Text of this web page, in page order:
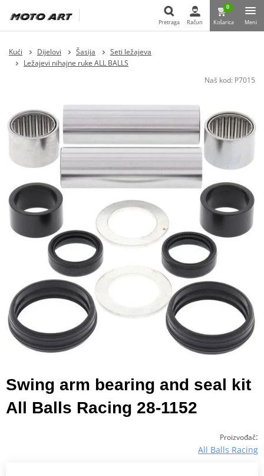
Pretraga Račun
0
Košarica Meni
Kući Dijelovi Šasija
Seti ležajeva
Ležajevi nihajne ruke ALL BALLS
Naš kod: P7015
Swing arm bearing and seal kit
All Balls Racing 28-1152
Proizvođač:
All Balls Racing